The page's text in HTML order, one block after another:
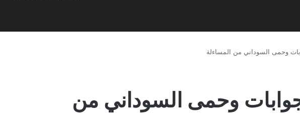
وحمى السوداني من المساءلة
وحمى السوداني من